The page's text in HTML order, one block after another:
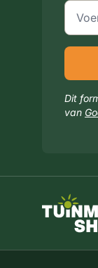
E-
Dit
van